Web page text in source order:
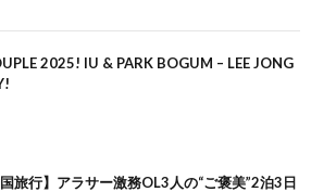
2025! IU & PARK BOGUM – LEE JONG
旅行】アラサー激務OL3人の“ご褒美”2泊3日